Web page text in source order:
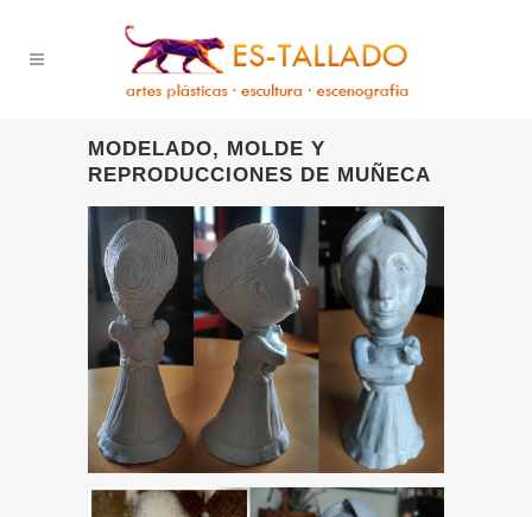
MODELADO, MOLDE Y
REPRODUCCIONES DE MUÑECA